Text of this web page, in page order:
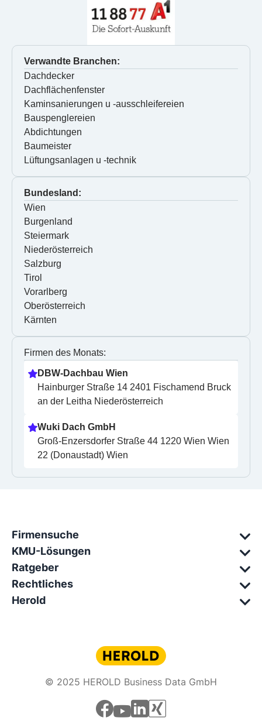
Verwandte Branchen:
Dachdecker
Dachflächenfenster
Kaminsanierungen u -ausschleifereien
Bauspenglereien
Abdichtungen
Baumeister
Lüftungsanlagen u -technik
Bundesland:
Wien
Burgenland
Steiermark
Niederösterreich
Salzburg
Tirol
Vorarlberg
Oberösterreich
Kärnten
Firmen des Monats:
DBW-Dachbau Wien
Hainburger Straße 14 2401 Fischamend Bruck
an der Leitha Niederösterreich
Wuki Dach GmbH
Groß-Enzersdorfer Straße 44 1220 Wien Wien
22 (Donaustadt) Wien
Firmensuche
KMU-Lösungen
Ratgeber
Rechtliches
Herold
© 2025 HEROLD Business Data GmbH